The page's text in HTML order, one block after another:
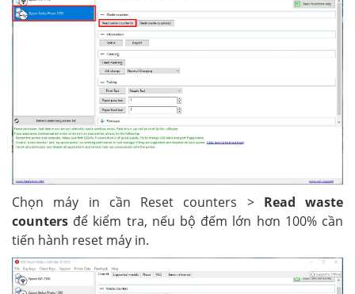
Chọn máy in cần Reset counters > Read waste
counters để kiểm tra, nếu bộ đếm lớn hơn 100% cần
tiến hành reset máy in.